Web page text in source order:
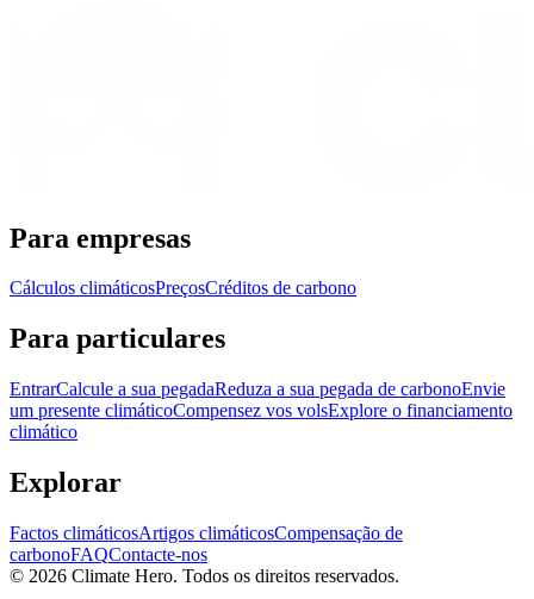
Para empresas
Cálculos climáticosPreçosCréditos de carbono
Para particulares
EntrarCalcule a sua pegadaReduza a sua pegada de carbonoEnvie
um presente climáticoCompensez vos volsExplore o financiamento
climático
Explorar
Factos climáticosArtigos climáticosCompensação de
carbonoFAQContacte-nos
© 2026 Climate Hero. Todos os direitos reservados.